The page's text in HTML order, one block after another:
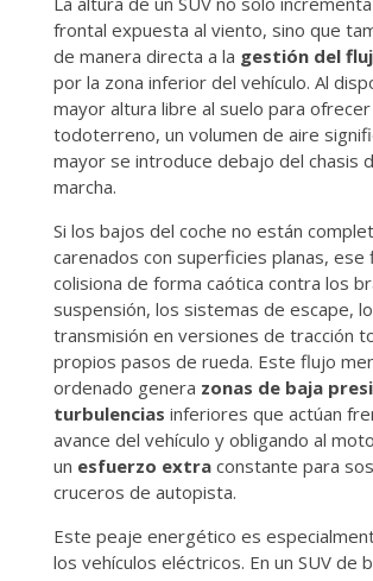
frontal expuesta al viento, sino que
de manera directa a la gestión del
por la zona inferior del vehículo. Al
mayor altura libre al suelo para
todoterreno, un volumen de aire
mayor se introduce debajo del chasis
marcha.
Si los bajos del coche no están
carenados con superficies planas, ese
colisiona de forma caótica contra los
suspensión, los sistemas de escape,
transmisión en versiones de tracción
propios pasos de rueda. Este flujo
ordenado genera zonas de baja
turbulencias inferiores que actúan
avance del vehículo y obligando al
un esfuerzo extraconstante para
cruceros de autopista.
Este peaje energético es
los vehículos eléctricos. En un SUV de